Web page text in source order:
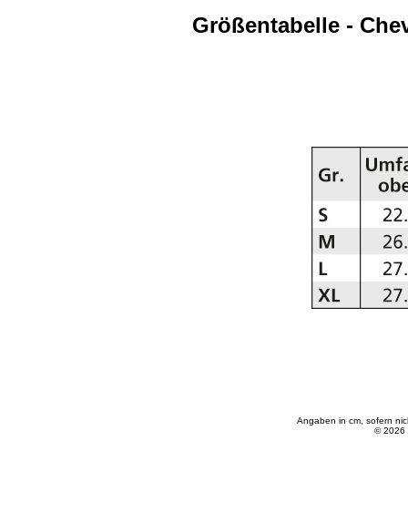
Größentabelle -
Angaben in cm, sofern
© 2026